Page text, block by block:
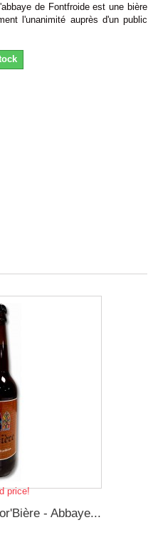
de Fontfroide est une bière
l'unanimité auprès d'un public
price!
- Abbaye...